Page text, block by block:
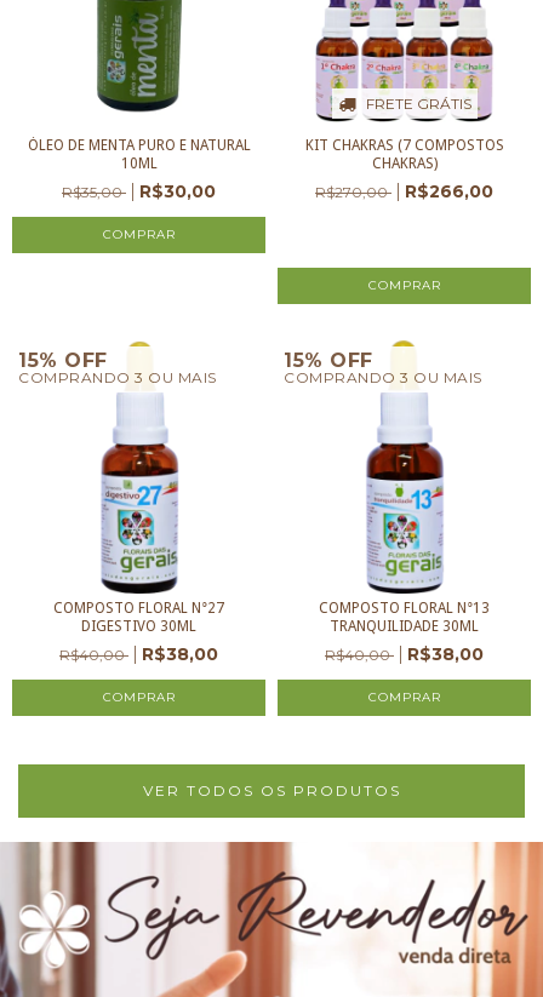
ÓLEO DE MENTA PURO E NATURAL
10ML
R$35,00 R$30,00
FRETE GRÁTIS
KIT CHAKRAS (7 COMPOSTOS
CHAKRAS)
R$270,00 R$266,00
15% OFF
COMPRANDO 3 OU MAIS
COMPOSTO FLORAL N°27
DIGESTIVO 30ML
R$40,00 R$38,00
15% OFF
COMPRANDO 3 OU MAIS
COMPOSTO FLORAL N°13
TRANQUILIDADE 30ML
R$40,00 R$38,00
VER TODOS OS PRODUTOS